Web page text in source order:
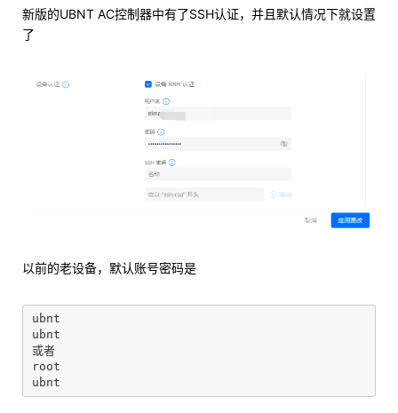
新版的UBNT AC控制器中有了SSH认证，并且默认情况下就设置
了
以前的老设备，默认账号密码是
ubnt
ubnt
或者
root